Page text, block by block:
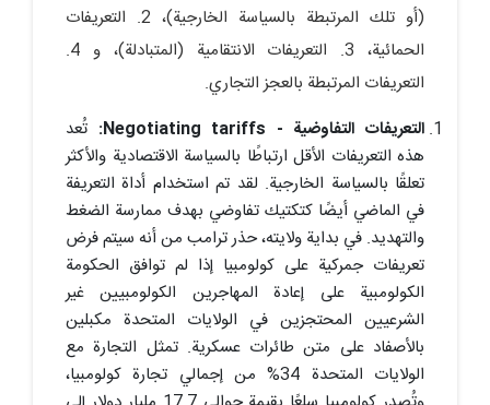
(أو تلك المرتبطة بالسياسة الخارجية)، 2. التعريفات
الحمائية، 3. التعريفات الانتقامية (المتبادلة)، و 4.
التعريفات المرتبطة بالعجز التجاري.
التعريفات التفاوضية - Negotiating tariffs:
تُعد
هذه التعريفات الأقل ارتباطًا بالسياسة الاقتصادية والأكثر
تعلقًا بالسياسة الخارجية. لقد تم استخدام أداة التعريفة
في الماضي أيضًا كتكتيك تفاوضي بهدف ممارسة الضغط
والتهديد. في بداية ولايته، حذر ترامب من أنه سيتم فرض
تعريفات جمركية على كولومبيا إذا لم توافق الحكومة
الكولومبية على إعادة المهاجرين الكولومبيين غير
الشرعيين المحتجزين في الولايات المتحدة مكبلين
بالأصفاد على متن طائرات عسكرية. تمثل التجارة مع
الولايات المتحدة 34% من إجمالي تجارة كولومبيا،